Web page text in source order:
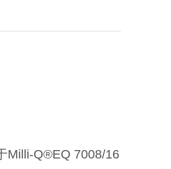
Milli-Q®EQ 7008/16